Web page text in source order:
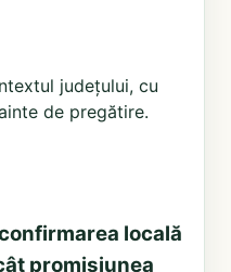
județului, cu
de pregătire.
locală
promisiunea